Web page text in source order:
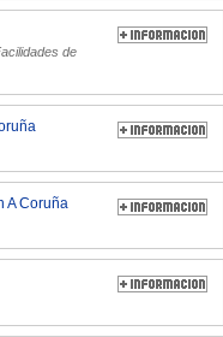
de
A Coruña